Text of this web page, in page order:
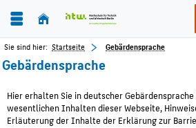
Sie sind hier: Startseite Gebärdensprache
Gebärdensprache
Hier erhalten Sie in deutscher
wesentlichen Inhalten dieser Webseite,
Erläuterung der Inhalte der Erklärung zur